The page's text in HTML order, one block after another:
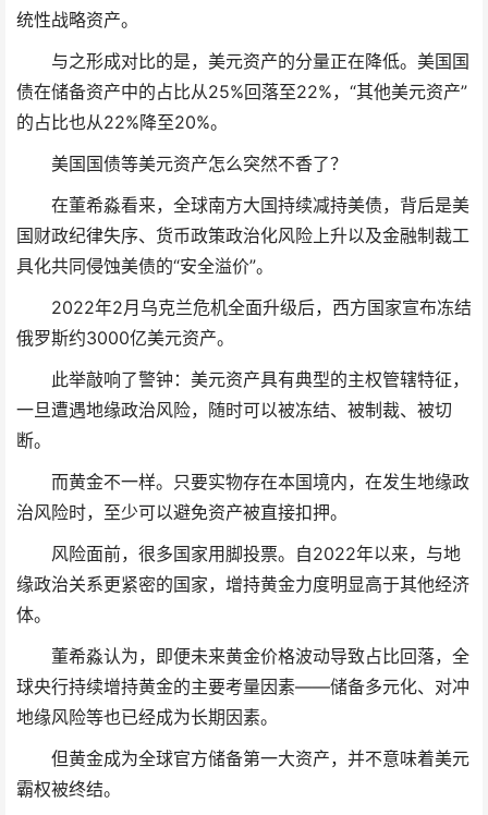
统性战略资产。
与之形成对比的是，美元资产的分量正在降低。美国国
债在储备资产中的占比从25%回落至22%，“其他美元资产”
的占比也从22%降至20%。
美国国债等美元资产怎么突然不香了？
在董希淼看来，全球南方大国持续减持美债，背后是美
国财政纪律失序、货币政策政治化风险上升以及金融制裁工
具化共同侵蚀美债的“安全溢价”。
2022年2月乌克兰危机全面升级后，西方国家宣布冻结
俄罗斯约3000亿美元资产。
此举敲响了警钟：美元资产具有典型的主权管辖特征，
一旦遭遇地缘政治风险，随时可以被冻结、被制裁、被切
断。
而黄金不一样。只要实物存在本国境内，在发生地缘政
治风险时，至少可以避免资产被直接扣押。
风险面前，很多国家用脚投票。自2022年以来，与地
缘政治关系更紧密的国家，增持黄金力度明显高于其他经济
体。
董希淼认为，即便未来黄金价格波动导致占比回落，全
球央行持续增持黄金的主要考量因素——储备多元化、对冲
地缘风险等也已经成为长期因素。
但黄金成为全球官方储备第一大资产，并不意味着美元
霸权被终结。